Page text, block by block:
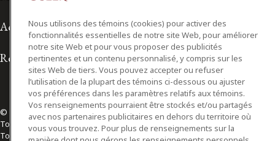
Accessibilité
Relations avec les médias
© 2026 Osler, Hoskin & Harcourt S.E.N.C.R.L./s.r.l.
Tous droits réservés
Toronto | Montréal | Calgary | Vancouver | Ottawa | New York
Nous utilisons des témoins (cookies) pour activer des
fonctionnalités essentielles de notre site Web, pour améliorer
notre site Web et pour vous proposer des publicités
pertinentes et un contenu personnalisé, y compris sur les
sites Web de tiers. Vous pouvez accepter ou refuser
l’utilisation de la plupart des témoins ci-dessous ou ajuster
vos préférences dans les paramètres relatifs aux témoins.
Vos renseignements pourraient être stockés et/ou partagés
avec nos partenaires publicitaires en dehors du territoire où
vous vous trouvez. Pour plus de renseignements sur la